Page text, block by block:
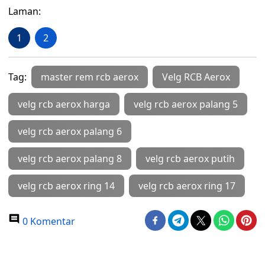
Laman:
1 2
Tag: master rem rcb aerox Velg RCB Aerox
velg rcb aerox harga velg rcb aerox palang 5
velg rcb aerox palang 6
velg rcb aerox palang 8 velg rcb aerox putih
velg rcb aerox ring 14 velg rcb aerox ring 17
0 Komentar